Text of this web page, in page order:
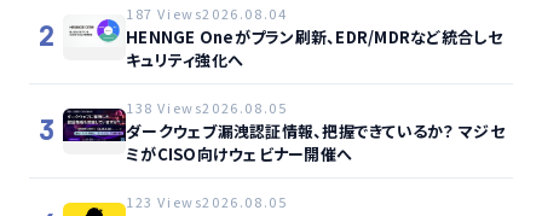
2
187 Views2026.08.04
HENNGE Oneがプラン刷新、EDR/MDRなど統合しセ
キュリティ強化へ
3
138 Views2026.08.05
ダークウェブ漏洩認証情報、把握できているか？ マジセ
ミがCISO向けウェビナー開催へ
123 Views2026.08.05